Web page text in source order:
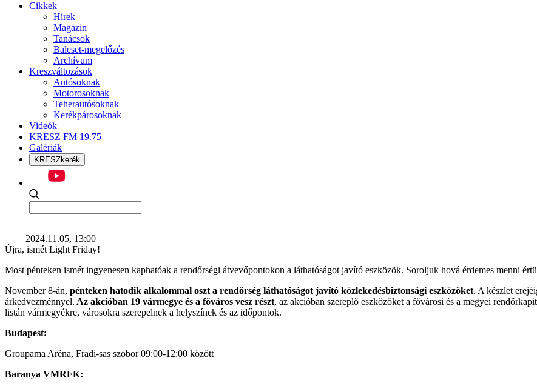
Cikkek
Hírek
Magazin
Tanácsok
Baleset-megelőzés
Archívum
Kreszváltozások
Autósoknak
Motorosoknak
Teherautósoknak
Kerékpárosoknak
Videók
KRESZ FM 19.75
Galériák
KRESZkerék
2024.11.05, 13:00
Újra, ismét Light Friday!
Most pénteken ismét ingyenesen kaphatóak a rendőrségi átvevőpontokon a láthatóságot javító eszközök. Soroljuk hová érdemes menni
November 8-án, pénteken hatodik alkalommal oszt a rendőrség láthatóságot javító közlekedésbiztonsági eszközöket. A készlet
árkedvezménnyel. Az akcióban 19 vármegye és a főváros vesz részt, az akcióban szereplő eszközöket a fővárosi és a megyei
listán vármegyékre, városokra szerepelnek a helyszínek és az időpontok.
Budapest:
Groupama Aréna, Fradi-sas szobor 09:00-12:00 között
Baranya VMRFK: